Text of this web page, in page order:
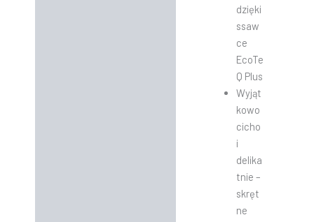
dzięki
ssaw
ce
EcoTe
Q Plus
Wyjąt
kowo
cicho
i
delika
tnie –
skręt
ne